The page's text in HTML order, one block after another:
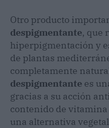
Otro producto
despigmentante, que
hiperpigmentación y
de plantas
completamente
despigmentante es
gracias a su acción
contenido de
una alternativa